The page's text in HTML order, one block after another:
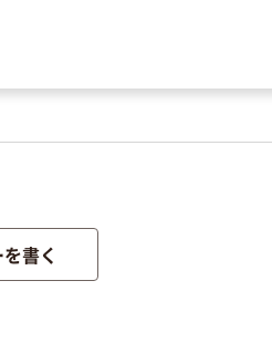
材料 和装 和服 #B359
身長152cm～158cmの方に最適 U970
書く